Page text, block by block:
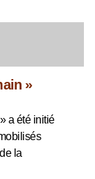
»
a été initié
la